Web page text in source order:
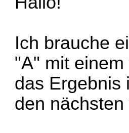
Ich brauche
"A" mit
das Ergebnis
den